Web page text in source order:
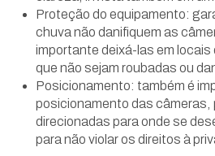
Proteção do equipamento:
chuva não danifiquem as
importante deixá-las em
que não sejam roubadas ou
Posicionamento: também é
posicionamento das câmeras,
direcionadas para onde se
para não violar os direitos à